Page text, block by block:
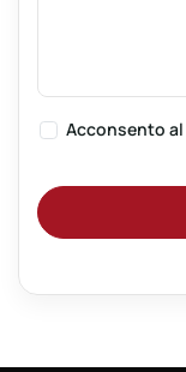
Acconsento al